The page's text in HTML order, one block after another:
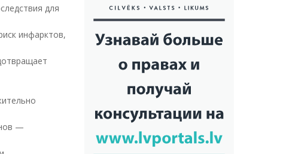
для
инфарктов,
—